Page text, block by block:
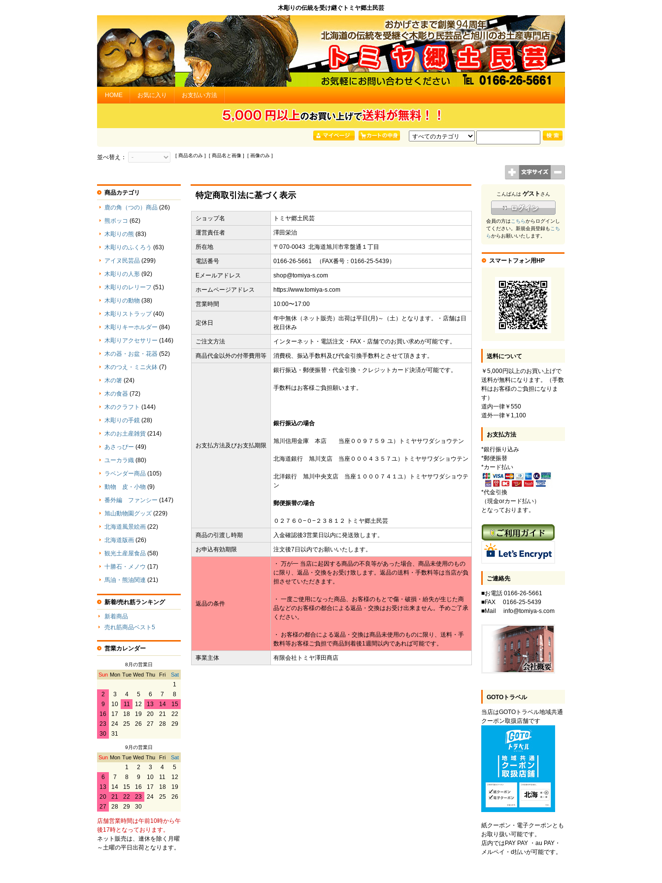
木彫りの伝統を受け継ぐトミヤ郷土民芸
HOME お気に入り お支払い方法
並べ替え： [ 商品名のみ ] [ 商品名と画像 ] [ 画像のみ ]
特定商取引法に基づく表示
ショップ名 トミヤ郷土民芸
運営責任者 澤田栄治
所在地 〒070-0043 北海道旭川市常盤通１丁目
電話番号 0166-26-5661 （FAX番号：0166-25-5439）
Eメールアドレス shop@tomiya-s.com
ホームページアドレス https://www.tomiya-s.com
営業時間 10:00〜17:00
定休日
年中無休（ネット販売）出荷は平日(月)～（土）となります。・店舗は日
祝日休み
ご注文方法 インターネット・電話注文・FAX・店舗でのお買い求めが可能です。
商品代金以外の付帯費用等 消費税、振込手数料及び代金引換手数料とさせて頂きます。
お支払方法及びお支払期限
銀行振込・郵便振替・代金引換・クレジットカード決済が可能です。
手数料はお客様ご負担願います。
銀行振込の場合
旭川信用金庫 本店 当座００９７５９ ユ）トミヤサワダショウテン
北海道銀行 旭川支店 当座０００４３５７ユ）トミヤサワダショウテン
北洋銀行 旭川中央支店 当座１０００７４１ユ）トミヤサワダショウテ
ン
郵便振替の場合
０２７６０−０−２３８１２ トミヤ郷土民芸
商品の引渡し時期 入金確認後3営業日以内に発送致します。
お申込有効期限 注文後7日以内でお願いいたします。
返品の条件
・ 万が一 当店に起因する商品の不良等があった場合、商品未使用のもの
に限り、返品・交換をお受け致します。返品の送料・手数料等は当店が負
担させていただきます。
・ 一度ご使用になった商品、お客様のもとで傷・破損・紛失が生じた商
品などのお客様の都合による返品・交換はお受け出来ません。予めご了承
ください。
・ お客様の都合による返品・交換は商品未使用のものに限り、送料・手
数料等お客様ご負担で商品到着後1週間以内であれば可能です。
事業主体 有限会社トミヤ澤田商店
商品カテゴリ
鹿の角（つの）商品 (26)
熊ボッコ (62)
木彫りの熊 (83)
木彫りのふくろう (63)
アイヌ民芸品 (299)
木彫りの人形 (92)
木彫りのレリーフ (51)
木彫りの動物 (38)
木彫りストラップ (40)
木彫りキーホルダー (84)
木彫りアクセサリー (146)
木の器・お盆・花器 (52)
木のつえ・ミニ火鉢 (7)
木の箸 (24)
木の食器 (72)
木のクラフト (144)
木彫りの手鏡 (28)
木のお土産雑貨 (214)
あさっぴー (49)
ユーカラ織 (80)
ラベンダー商品 (105)
動物 皮・小物 (9)
番外編 ファンシー (147)
旭山動物園グッズ (229)
北海道風景絵画 (22)
北海道版画 (26)
観光土産屋食品 (58)
十勝石・メノウ (17)
馬油・熊油関連 (21)
新着/売れ筋ランキング
新着商品
売れ筋商品ベスト5
営業カレンダー
8月の営業日
Sun Mon Tue Wed Thu Fri Sat
1
2
3 4 5 6 7
8
9
10 11 12 13 14
15
16
17 18 19 20 21
22
23
24 25 26 27 28
29
30
31
9月の営業日
Sun Mon Tue Wed Thu Fri Sat
1 2 3 4
5
6
7 8 9 10 11
12
13
14 15 16 17 18
19
20
21 22 23 24 25
26
27
28 29 30
店舗営業時間は午前10時から午
後17時となっております。
ネット販売は、連休を除く月曜
～土曜の平日出荷となります。
こんばんは ゲスト さん
会員の方はこちらからログインし
てください。新規会員登録もこち
らからお願いいたします。
スマートフォン用HP
送料について
￥5,000円以上のお買い上げで
送料が無料になります。（手数
料はお客様のご負担になりま
す）
道内一律￥550
道外一律￥1,100
お支払方法
*銀行振り込み
*郵便振替
*カード払い
*代金引換
（現金orカード払い）
となっております。
ご連絡先
■お電話 0166-26-5661
■FAX 0166-25-5439
■Mail info@tomiya-s.com
GOTOトラベル
当店はGOTOトラベル地域共通
クーポン取扱店舗です
紙クーポン・電子クーポンとも
お取り扱い可能です。
店内ではPAY PAY ・au PAY・
メルペイ・d払いが可能です。